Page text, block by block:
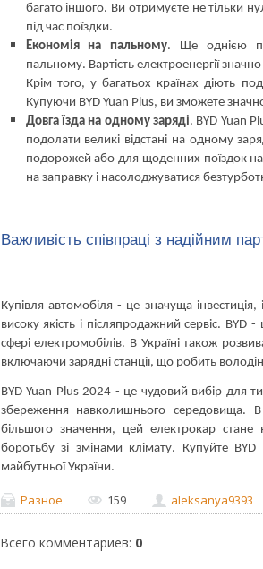
багато іншого. Ви отримуєте не тільки
під час поїздки.
Економія на пальному. Ще однією
пальному. Вартість електроенергії
Крім того, у багатьох країнах діють
Купуючи BYD Yuan Plus, ви зможете
Довга їзда на одному заряді. BYD Yuan
подолати великі відстані на одному
подорожей або для щоденних поїздок на
на заправку і насолоджуватися
Важливість співпраці з надійним
Купівля автомобіля - це значуща
високу якість і післяпродажний сервіс.
сфері електромобілів. В Україні також
включаючи зарядні станції, що робить
BYD Yuan Plus 2024 - це чудовий вибір для
збереження навколишнього середовища.
більшого значення, цей електрокар
боротьбу зі змінами клімату. Купуйте
майбутньої України.
Разное 159 aleksanya9393
Всего комментариев: 0